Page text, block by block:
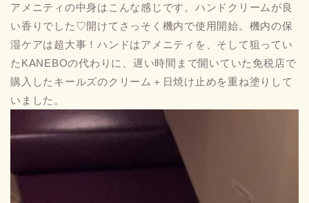
アメニティの中身はこんな感じです。ハンドクリームが良
い香りでした♡開けてさっそく機内で使用開始。機内の保
湿ケアは超大事！ハンドはアメニティを、そして狙ってい
たKANEBOの代わりに、遅い時間まで開いていた免税店で
購入したキールズのクリーム＋日焼け止めを重ね塗りして
いました。